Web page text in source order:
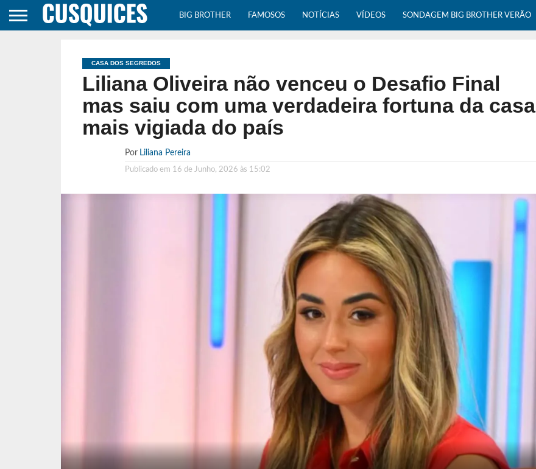
BIG BROTHER FAMOSOS NOTÍCIAS VÍDEOS SONDAGEM BIG BROTHER VERÃO
CASA DOS SEGREDOS
Liliana Oliveira não venceu o Desafio Final
mas saiu com uma verdadeira fortuna da casa
mais vigiada do país
Por Liliana Pereira
Publicado em 16 de Junho, 2026 às 15:02